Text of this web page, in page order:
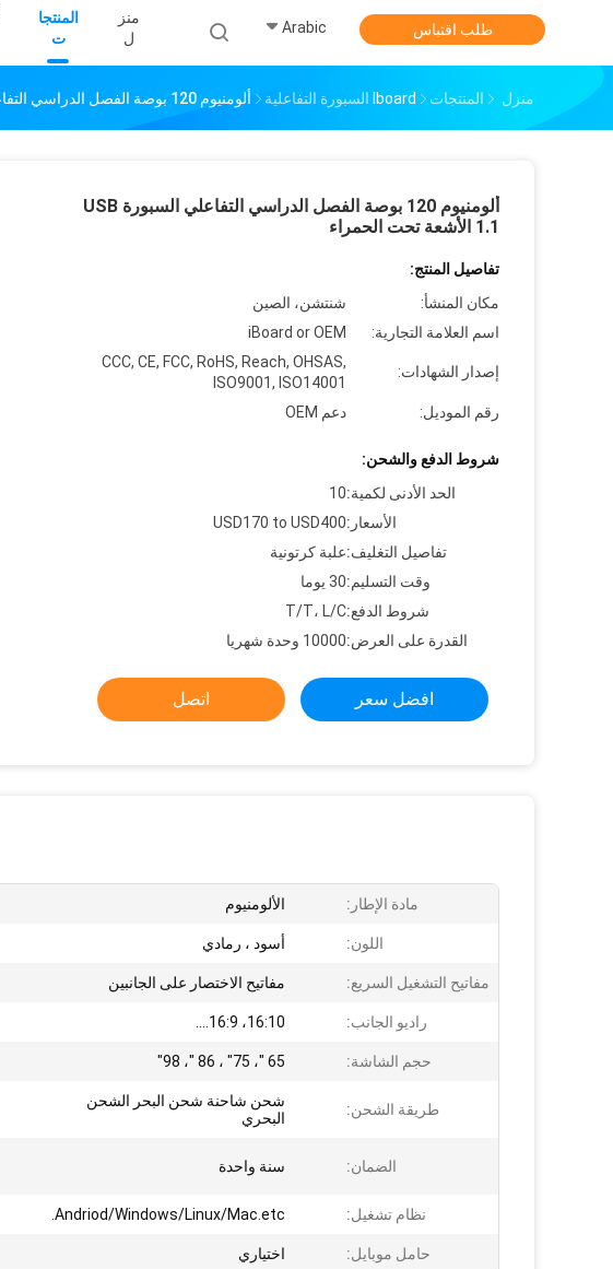
منز
ل
المنتجا
ت
Arabic طلب اقتباس
منزل المنتجات Iboard السبورة التفاعلية ألومنيوم 120 بوصة الفصل الدراسي التفاعلي السبورة USB 1.1 الأشعة تحت الحمراء
ألومنيوم 120 بوصة الفصل الدراسي التفاعلي السبورة USB
1.1 الأشعة تحت الحمراء
تفاصيل المنتج:
مكان المنشأ:
شنتشن، الصين
اسم العلامة التجارية:
iBoard or OEM
إصدار الشهادات:
CCC, CE, FCC, RoHS, Reach, OHSAS,
ISO9001, ISO14001
رقم الموديل:
دعم OEM
شروط الدفع والشحن:
الحد الأدنى لكمية:10
الأسعار:USD170 to USD400
تفاصيل التغليف:علبة كرتونية
وقت التسليم:30 يوما
شروط الدفع:T/T، L/C
القدرة على العرض:10000 وحدة شهريا
افضل سعر اتصل
مادة الإطار: الألومنيوم
اللون: أسود ، رمادي
مفاتيح التشغيل السريع: مفاتيح الاختصار على الجانبين
راديو الجانب: 16:10، 16:9....
حجم الشاشة: 65 "، 75" ، 86 "، 98"
طريقة الشحن:
شحن شاحنة شحن البحر الشحن
البحري
الضمان: سنة واحدة
نظام تشغيل: Andriod/Windows/Linux/Mac.etc.
حامل موبايل: اختياري